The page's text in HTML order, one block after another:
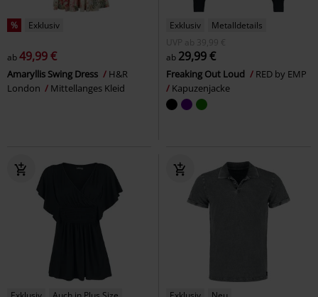
% Exklusiv
ab49,99 €
Amaryllis Swing Dress
H&R
London
Mittellanges Kleid
Exklusiv
Metalldetails
UVP
ab
39,99 €
ab 29,99 €
Freaking Out Loud
RED by EMP
Kapuzenjacke